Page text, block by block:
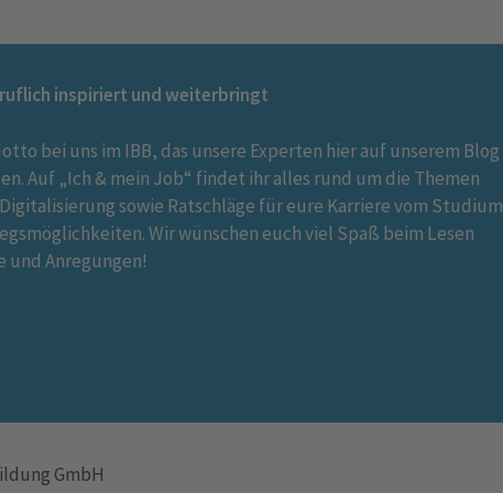
inspiriert und weiterbringt
bei uns im IBB, das unsere Experten hier auf unserem Blog
Auf „Ich & mein Job“ findet ihr alles rund um die Themen
sowie Ratschläge für eure Karriere vom Studium
Wir wünschen euch viel Spaß beim Lesen
und Anregungen!
GmbH